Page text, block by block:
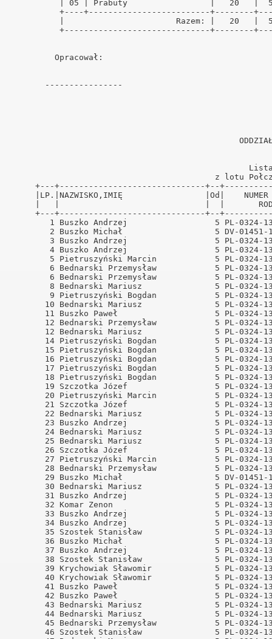
| 05 | Prabuty                 |   20
+----+-------------------------
|                       Razem: |   20
+------------------------------
Opracował:
----------------